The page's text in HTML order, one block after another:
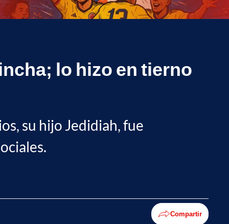
lo hizo en tierno
su hijo Jedidiah, fue
Compartir